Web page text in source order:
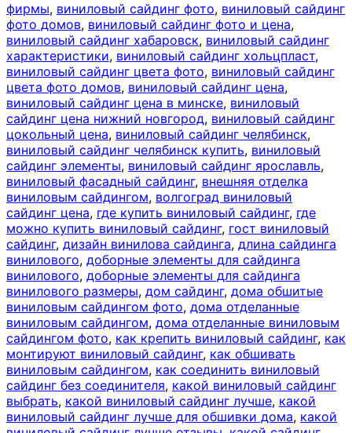
фирмы, виниловый сайдинг фото, виниловый сайдинг
фото домов, виниловый сайдинг фото и цена,
виниловый сайдинг хабаровск, виниловый сайдинг
характеристики, виниловый сайдинг хольцпласт,
виниловый сайдинг цвета фото, виниловый сайдинг
цвета фото домов, виниловый сайдинг цена,
виниловый сайдинг цена в минске, виниловый
сайдинг цена нижний новгород, виниловый сайдинг
цокольный цена, виниловый сайдинг челябинск,
виниловый сайдинг челябинск купить, виниловый
сайдинг элементы, виниловый сайдинг ярославль,
виниловый фасадный сайдинг, внешняя отделка
виниловым сайдингом, волгоград виниловый
сайдинг цена, где купить виниловый сайдинг, где
можно купить виниловый сайдинг, гост виниловый
сайдинг, дизайн винилова сайдинга, длина сайдинга
винилового, доборные элементы для сайдинга
винилового, доборные элементы для сайдинга
винилового размеры, дом сайдинг, дома обшитые
виниловым сайдингом фото, дома отделанные
виниловым сайдингом, дома отделанные виниловым
сайдингом фото, как крепить виниловый сайдинг, как
монтируют виниловый сайдинг, как обшивать
виниловым сайдингом, как соединить виниловый
сайдинг без соединителя, какой виниловый сайдинг
выбрать, какой виниловый сайдинг лучше, какой
виниловый сайдинг лучше для обшивки дома, какой